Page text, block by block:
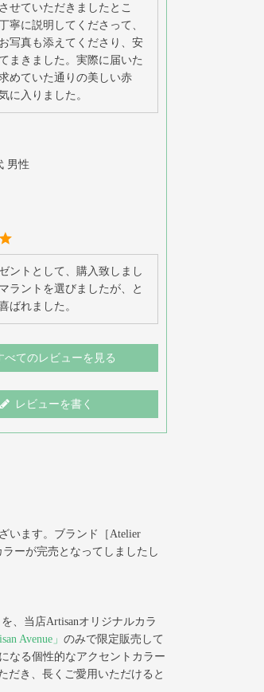
せていただきましたとこ
寧に説明してくださって、
写真も添えてくださり、安
まきました。実際に届いた
めていた通りの美しい赤
に入りました。
男性
ントとして、購入致しまし
ラントを選びましたが、と
ばれました。
べてのレビューを見る
レビューを書く
います。ブランド［Atelier
ーが完売となってしましたし
、当店Artisanオリジナルカラ
Avenue」 のみで限定販売して
なる個性的なアクセントカラー
だき、長くご愛用いただけると